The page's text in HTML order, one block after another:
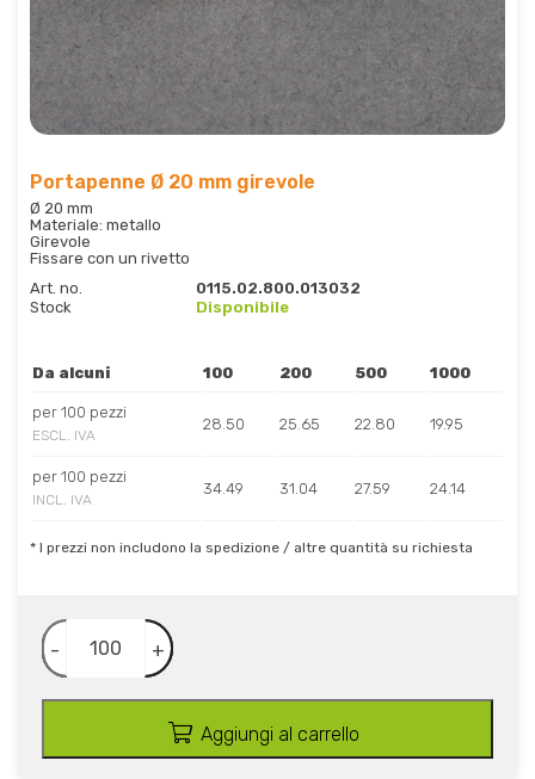
Portapenne Ø 20 mm girevole
Ø 20 mm
Materiale: metallo
Girevole
Fissare con un rivetto
Art. no.
0115.02.800.013032
Stock
Disponibile
Da alcuni 100 200 500 1000
per 100 pezzi
ESCL. IVA
28.50 25.65 22.80 19.95
per 100 pezzi
INCL. IVA
34.49 31.04 27.59 24.14
* I prezzi non includono la spedizione / altre quantità su richiesta
- +
Aggiungi al carrello